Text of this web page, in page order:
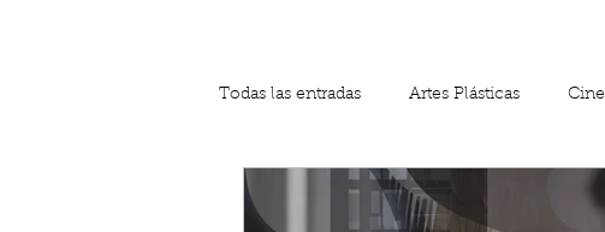
Todas las entradas Artes Plásticas Cine